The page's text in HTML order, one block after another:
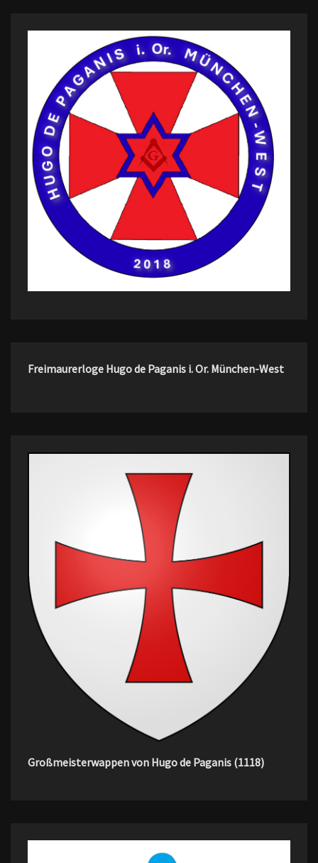
Freimaurerloge Hugo de Paganis i. Or. München-West
Großmeisterwappen von Hugo de Paganis (1118)